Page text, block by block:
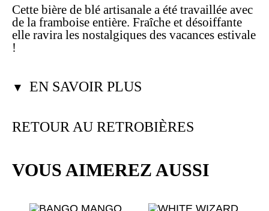
Cette bière de blé artisanale a été travaillée avec
de la framboise entière. Fraîche et désoiffante
elle ravira les nostalgiques des vacances estivale
!
▼ EN SAVOIR PLUS
RETOUR AU RETROBIÈRES
VOUS AIMEREZ AUSSI